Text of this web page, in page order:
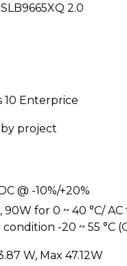
2.0
10 Enterprice
project
@ -10%/+20%
90W for 0 ~ 40 °C/ AC
-20 ~ 55 °C
W, Max 47.12W